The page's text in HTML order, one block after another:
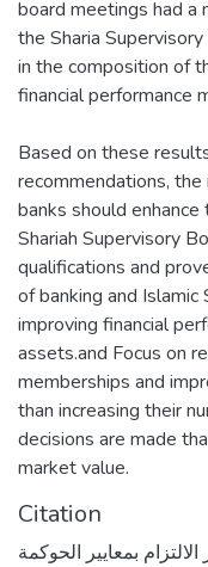
board meetings had a
the Sharia
in the composition of
financial performance
Based on these
recommendations,
banks should
Shariah Supervisory
qualifications and
of banking and
improving financial
assets.and Focus on
memberships and
than increasing their
decisions are made
market value.
Citation
محمد. (2025). أثر الالتزام بمعايير الحوكمة